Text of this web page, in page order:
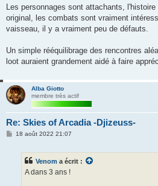
Les personnages sont attachants,
original, les combats sont vraiment
vaisseau, il y a vraiment peu de défauts.
Un simple rééquilibrage des rencontres
loot auraient grandement aidé à faire
Alba Giotto
membre très actif
Re: Skies of Arcadia -Djizeuss-
M
18 août 2022 21:07
Venom a écrit :
A dans 3 ans !